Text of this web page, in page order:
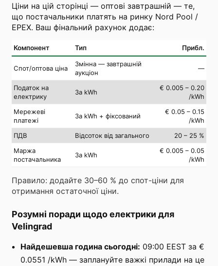
Ціни на цій сторінці — оптові завтрашній — те,
що постачальники платять на ринку Nord Pool /
EPEX. Ваш фінальний рахунок додає:
Компонент Тип Прибл.
Спот/оптова ціна
Змінна — завтрашній
аукціон
—
Податок на
електрику
За kWh
€ 0.005 – 0.20
/kWh
Мережеві
платежі
За kWh + фіксований
€ 0.05 – 0.15
/kWh
ПДВ
Відсоток від загального
20 – 25 %
Маржа
постачальника
За kWh
€ 0.005 – 0.05
/kWh
Правило: додайте 30–60 % до спот-ціни для
отримання остаточної ціни.
Розумні поради щодо електрики для
Velingrad
Найдешевша година сьогодні: 09:00 EEST за €
0.0551 /kWh — заплануйте важкі прилади на це